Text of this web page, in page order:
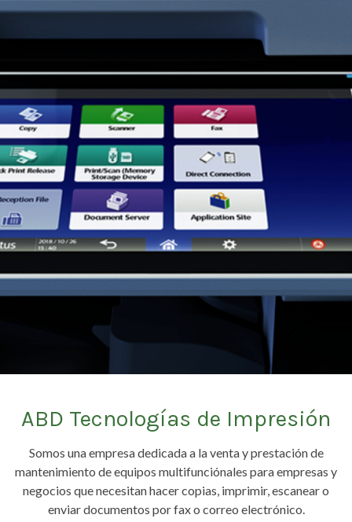
ABD Tecnologías de Impresión
Somos una empresa dedicada a la venta y prestación de
mantenimiento de equipos multifunciónales para empresas y
negocios que necesitan hacer copias, imprimir, escanear o
enviar documentos por fax o correo electrónico.